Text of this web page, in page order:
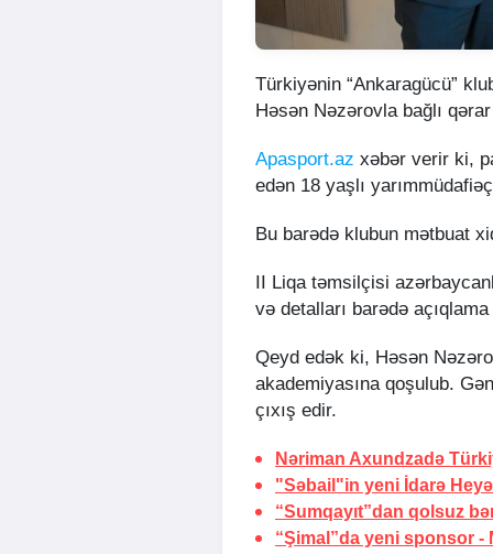
Türkiyənin “Ankaragücü”
Həsən Nəzərovla bağlı
Apasport.az xəbər verir ki,
edən 18 yaşlı
Bu barədə klubun mətbuat
II Liqa təmsilçisi
və detalları barədə
Qeyd edək ki, Həsən
akademiyasına qoşulub.
çıxış edir.
Nəriman Axundzadə
"Səbail"in yeni İdarə
“Sumqayıt”dan qolsuz
“Şimal”da yeni sponsor -